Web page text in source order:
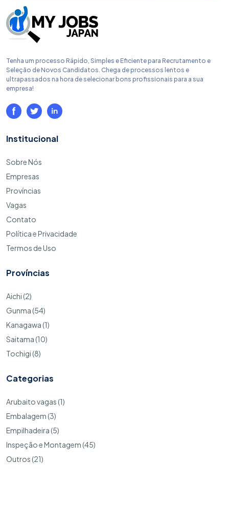
Tenha um processo Rápido, Simples e Eficiente para Recrutamento e
Seleção de Novos Candidatos. Chega de processos lentos e
ultrapassados na hora de selecionar bons profissionais para a sua
empresa!
Institucional
Sobre Nós
Empresas
Províncias
Vagas
Contato
Política e Privacidade
Termos de Uso
Províncias
Aichi (2)
Gunma (54)
Kanagawa (1)
Saitama (10)
Tochigi (8)
Categorias
Arubaito vagas (1)
Embalagem (3)
Empilhadeira (5)
Inspeção e Montagem (45)
Outros (21)